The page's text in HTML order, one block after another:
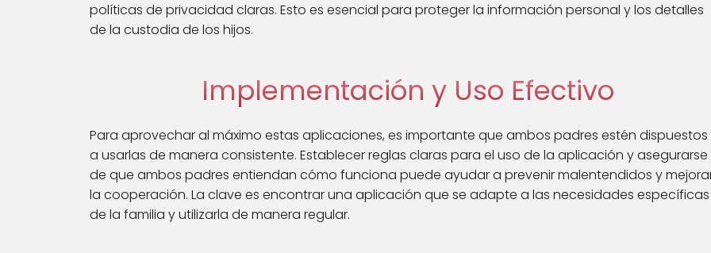
políticas de privacidad claras. Esto es esencial para proteger la información personal y los detalles
de la custodia de los hijos.
Implementación y Uso Efectivo
Para aprovechar al máximo estas aplicaciones, es importante que ambos padres estén dispuestos
a usarlas de manera consistente. Establecer reglas claras para el uso de la aplicación y asegurarse
de que ambos padres entiendan cómo funciona puede ayudar a prevenir malentendidos y
la cooperación. La clave es encontrar una aplicación que se adapte a las necesidades específicas
de la familia y utilizarla de manera regular.